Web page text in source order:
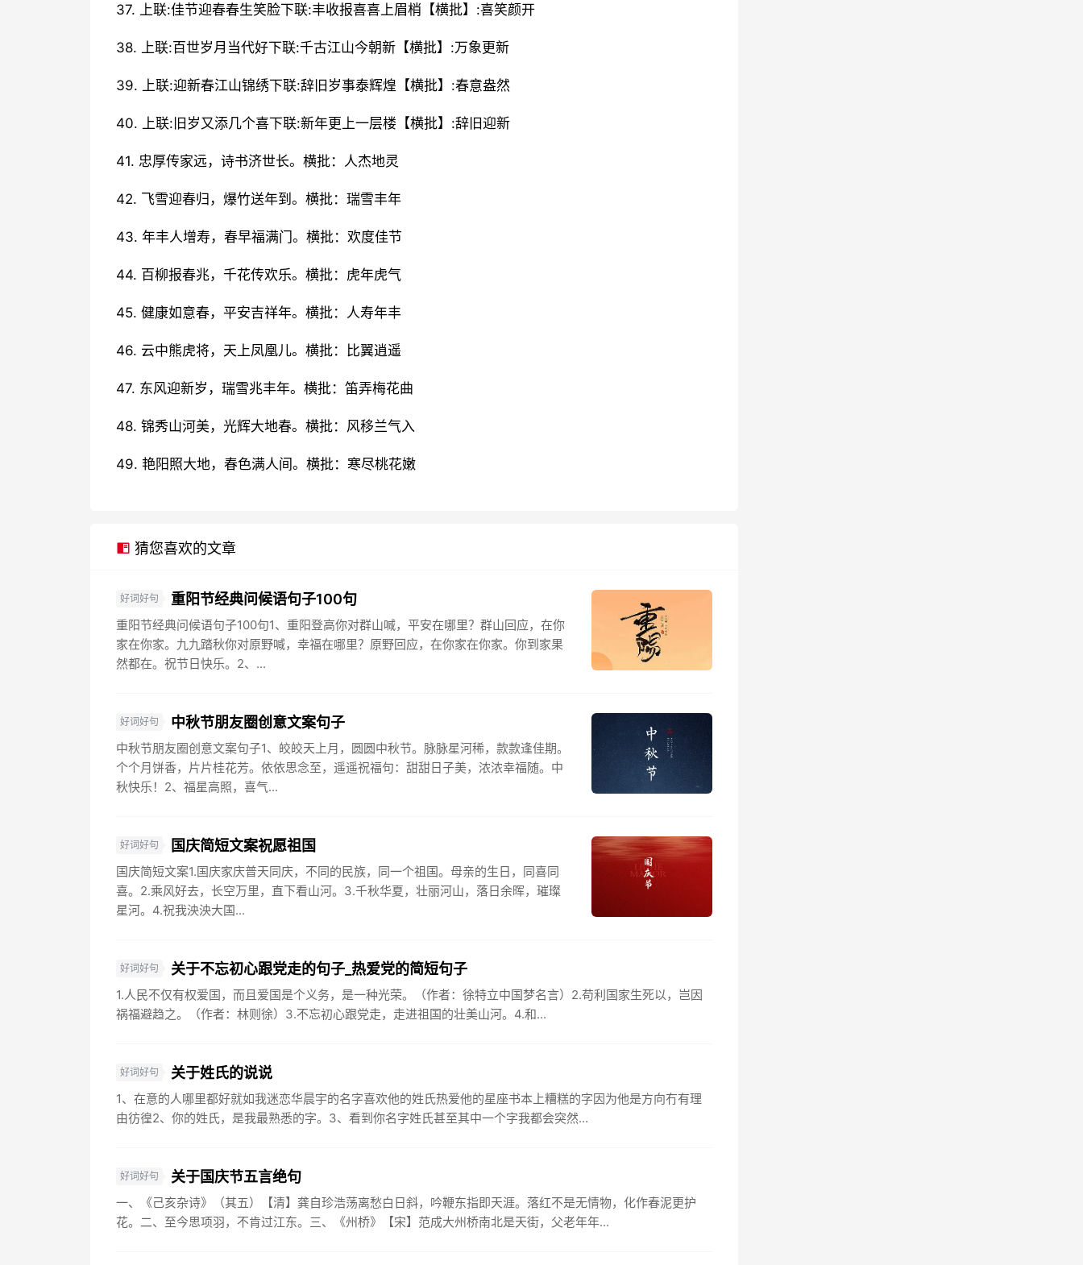
37. 上联:佳节迎春春生笑脸下联:丰收报喜喜上眉梢【横批】:喜笑颜开
38. 上联:百世岁月当代好下联:千古江山今朝新【横批】:万象更新
39. 上联:迎新春江山锦绣下联:辞旧岁事泰辉煌【横批】:春意盎然
40. 上联:旧岁又添几个喜下联:新年更上一层楼【横批】:辞旧迎新
41. 忠厚传家远，诗书济世长。横批：人杰地灵
42. 飞雪迎春归，爆竹送年到。横批：瑞雪丰年
43. 年丰人增寿，春早福满门。横批：欢度佳节
44. 百柳报春兆，千花传欢乐。横批：虎年虎气
45. 健康如意春，平安吉祥年。横批：人寿年丰
46. 云中熊虎将，天上凤凰儿。横批：比翼逍遥
47. 东风迎新岁，瑞雪兆丰年。横批：笛弄梅花曲
48. 锦秀山河美，光辉大地春。横批：风移兰气入
49. 艳阳照大地，春色满人间。横批：寒尽桃花嫩
猜您喜欢的文章
好词好句 重阳节经典问候语句子100句
重阳节经典问候语句子100句1、重阳登高你对群山喊，平安在哪里？群山回应，在你
家在你家。九九踏秋你对原野喊，幸福在哪里？原野回应，在你家在你家。你到家果
然都在。祝节日快乐。2、...
好词好句 中秋节朋友圈创意文案句子
中秋节朋友圈创意文案句子1、皎皎天上月，圆圆中秋节。脉脉星河稀，款款逢佳期。
个个月饼香，片片桂花芳。依依思念至，遥遥祝福句：甜甜日子美，浓浓幸福随。中
秋快乐！2、福星高照，喜气...
好词好句 国庆简短文案祝愿祖国
国庆简短文案1.国庆家庆普天同庆，不同的民族，同一个祖国。母亲的生日，同喜同
喜。2.乘风好去，长空万里，直下看山河。3.千秋华夏，壮丽河山，落日余晖，璀璨
星河。4.祝我泱泱大国...
好词好句 关于不忘初心跟党走的句子_热爱党的简短句子
1.人民不仅有权爱国，而且爱国是个义务，是一种光荣。（作者：徐特立中国梦名言）2.苟利国家生死以，岂因
祸福避趋之。（作者：林则徐）3.不忘初心跟党走，走进祖国的壮美山河。4.和...
好词好句 关于姓氏的说说
1、在意的人哪里都好就如我迷恋华晨宇的名字喜欢他的姓氏热爱他的星座书本上糟糕的字因为他是方向冇有理
由彷徨2、你的姓氏，是我最熟悉的字。3、看到你名字姓氏甚至其中一个字我都会突然...
好词好句 关于国庆节五言绝句
一、《己亥杂诗》（其五）【清】龚自珍浩荡离愁白日斜，吟鞭东指即天涯。落红不是无情物，化作春泥更护
花。二、至今思项羽，不肯过江东。三、《州桥》【宋】范成大州桥南北是天街，父老年年...